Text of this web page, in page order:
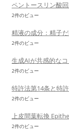
ペントースリン酸
2件のビュー
精液の成分：精子
2件のビュー
生成AIが共感的な
2件のビュー
特許法第14条と特
2件のビュー
上皮間葉転換
2件のビュー